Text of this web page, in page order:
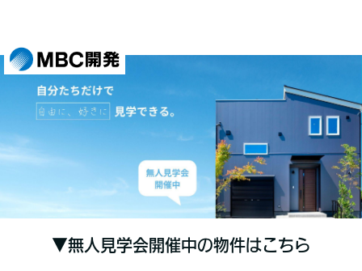
▼無人見学会開催中の物件はこちら